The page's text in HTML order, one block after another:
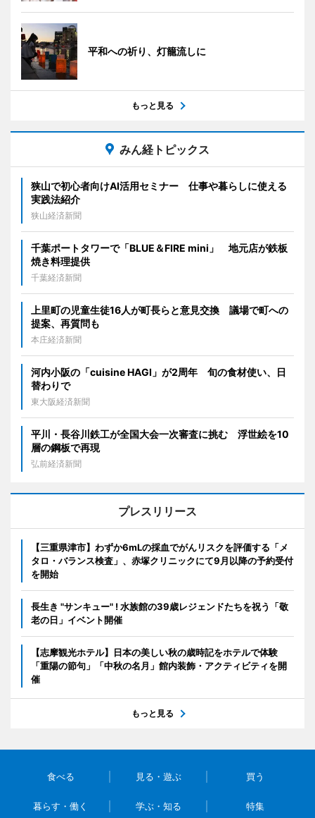
平和への祈り、灯籠流しに
もっと見る
みん経トピックス
狭山で初心者向けAI活用セミナー 仕事や暮らしに使える
実践法紹介
狭山経済新聞
千葉ポートタワーで「BLUE＆FIRE mini」 地元店が鉄板
焼き料理提供
千葉経済新聞
上里町の児童生徒16人が町長らと意見交換 議場で町への
提案、再質問も
本庄経済新聞
河内小阪の「cuisine HAGI」が2周年 旬の食材使い、日
替わりで
東大阪経済新聞
平川・長谷川鉄工が全国大会一次審査に挑む 浮世絵を10
層の鋼板で再現
弘前経済新聞
プレスリリース
【三重県津市】わずか6mLの採血でがんリスクを評価する「メ
タロ・バランス検査」、赤塚クリニックにて9月以降の予約受付
を開始
長生き "サンキュー" ! 水族館の39歳レジェンドたちを祝う「敬
老の日」イベント開催
【志摩観光ホテル】日本の美しい秋の歳時記をホテルで体験
「重陽の節句」「中秋の名月」館内装飾・アクティビティを開
催
もっと見る
食べる 見る・遊ぶ 買う
暮らす・働く 学ぶ・知る 特集